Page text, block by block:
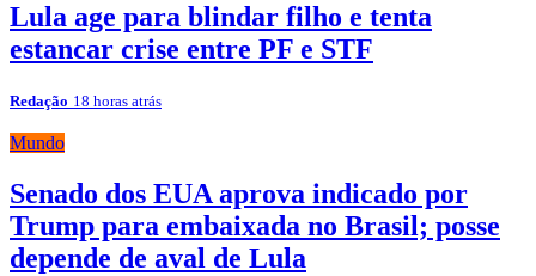
Lula age para blindar filho e tenta
estancar crise entre PF e STF
Redação 18 horas atrás
Mundo
Senado dos EUA aprova indicado por
Trump para embaixada no Brasil; posse
depende de aval de Lula